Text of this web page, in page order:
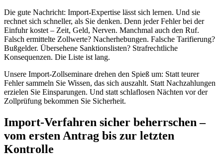
Die gute Nachricht: Import-Expertise lässt sich lernen. Und sie
rechnet sich schneller, als Sie denken. Denn jeder Fehler bei der
Einfuhr kostet – Zeit, Geld, Nerven. Manchmal auch den Ruf.
Falsch ermittelte Zollwerte? Nacherhebungen. Falsche Tarifierung?
Bußgelder. Übersehene Sanktionslisten? Strafrechtliche
Konsequenzen. Die Liste ist lang.
Unsere Import-Zollseminare drehen den Spieß um: Statt teurer
Fehler sammeln Sie Wissen, das sich auszahlt. Statt Nachzahlungen
erzielen Sie Einsparungen. Und statt schlaflosen Nächten vor der
Zollprüfung bekommen Sie Sicherheit.
Import-Verfahren sicher beherrschen –
vom ersten Antrag bis zur letzten
Kontrolle